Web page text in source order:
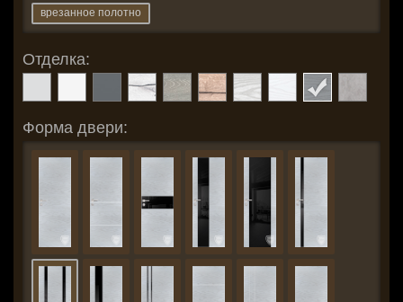
врезанное полотно
Отделка:
Форма двери: